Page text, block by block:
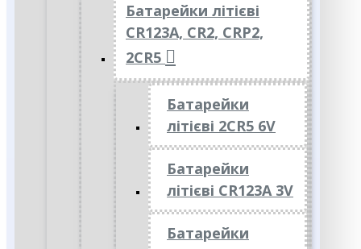
Батарейки літієві
CR123A, CR2, CRP2,
2CR5
Батарейки
літієві 2CR5 6V
Батарейки
літієві CR123A 3V
Батарейки